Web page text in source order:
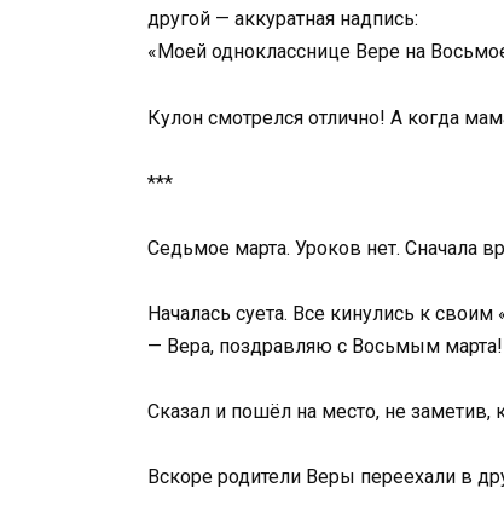
другой — аккуратная надпись:
«Моей однокласснице Вере на
Кулон смотрелся отлично! А когда
***
Седьмое марта. Уроков нет. Сначала
Началась суета. Все кинулись к
— Вера, поздравляю с Восьмым
Сказал и пошёл на место, не заметив,
Вскоре родители Веры переехали в